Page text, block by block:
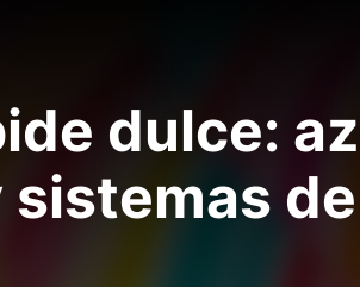
dulce: